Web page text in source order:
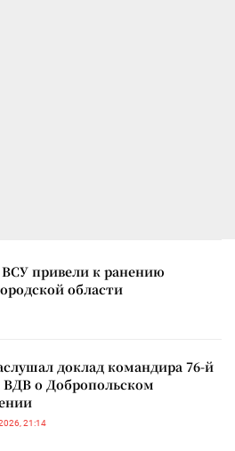
привели к ранению
области
доклад командира 76-й
ВДВ о Добропольском
21:14